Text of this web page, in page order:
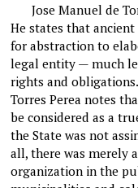
Jose Manuel de
He states that
for abstraction to
legal entity — much
rights and
Torres Perea notes
be considered as a
the State was not
all, there was merely
organization in the